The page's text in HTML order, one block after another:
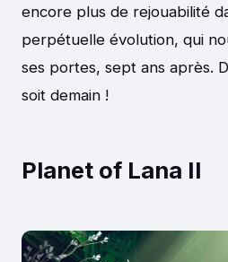
encore plus de rejouabilité
perpétuelle évolution, qui
ses portes, sept ans après.
soit demain !
Planet of Lana II